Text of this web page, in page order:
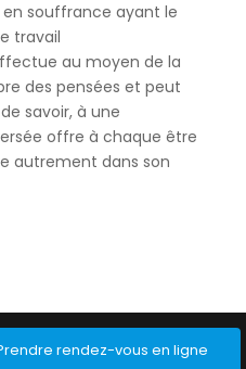
rendez-vous en ligne
souffrance ayant le
travail
au moyen de la
des pensées et peut
savoir, à une
offre à chaque être
autrement dans son
barcelona.com